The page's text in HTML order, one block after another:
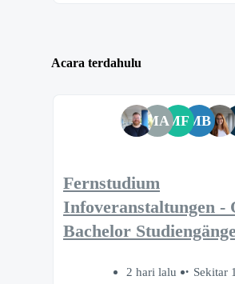
Acara terdahulu
MAMFMB
Fernstudium
Infoveranstaltungen -
Bachelor
2 hari lalu Sekitar